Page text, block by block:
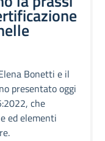
Bonetti e il
presentato oggi
che
ed elementi